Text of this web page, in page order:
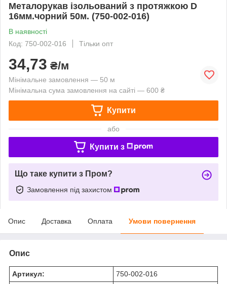
Металорукав ізольований з протяжкою D
16мм.чорний 50м. (750-002-016)
В наявності
Код: 750-002-016
Тільки опт
34,73 ₴/м
Мінімальне замовлення — 50 м
Мінімальна сума замовлення на сайті — 600 ₴
Купити
або
Купити з
Що таке купити з Пром?
Замовлення під захистом
Опис Доставка Оплата Умови повернення
Опис
Артикул:
750-002-016